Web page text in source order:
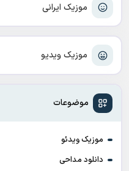
موزیک ایرانی
موزیک ویدیو
موضوعات
موزیک ویدئو
دانلود مداحی